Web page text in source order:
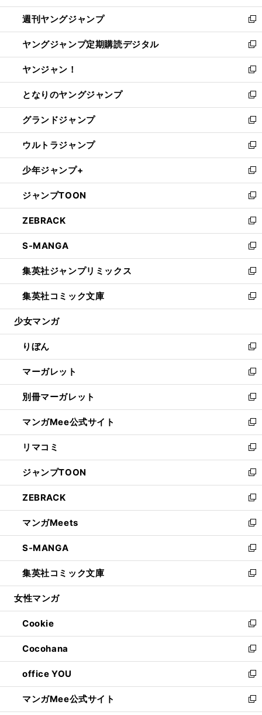
開
く
ウ
で
開
く
ン
ド
ウ
で
開
く
ウ
ィ
ン
ド
ウ
で
開
く
週刊ヤングジャンプ
新
し
い
ウ
ィ
ン
ド
ウ
で
開
く
ヤングジャンプ定期購読デジタル
新
し
い
ウ
ィ
ン
ド
ウ
で
開
く
ヤンジャン！
新
し
い
ウ
ィ
ン
ド
ウ
で
開
く
となりのヤングジャンプ
新
し
い
ウ
ィ
ン
ド
ウ
で
開
く
グランドジャンプ
新
し
い
ウ
ィ
ン
ド
ウ
で
開
く
ウルトラジャンプ
新
し
い
ウ
ィ
ン
ド
ウ
で
開
く
少年ジャンプ+
新
し
い
ウ
ィ
ン
ド
ウ
で
開
く
ジャンプTOON
新
し
い
ウ
ィ
ン
ド
ウ
で
開
ZEBRACK
新
し
い
ウ
ィ
ン
ド
ウ
開
く
S-MANGA
新
し
い
ウ
ィ
ン
ウ
で
開
く
集英社ジャンプリミックス
新
し
い
ウ
ン
ド
ウ
で
開
く
集英社コミック文庫
新
し
ウ
ィ
ン
ド
ウ
で
開
く
少女マンガ
りぼん
新
し
い
ウ
ィ
ン
ド
ウ
で
開
く
マーガレット
新
し
い
ウ
ィ
ン
ド
ウ
で
開
く
別冊マーガレット
新
し
い
ウ
ィ
ン
ド
ウ
で
開
く
マンガMee公式サイト
新
し
い
ウ
ィ
ン
ド
ウ
で
開
く
リマコミ
新
し
い
ウ
ィ
ン
ド
ウ
で
開
く
ジャンプTOON
新
し
い
ウ
ィ
ン
ド
ウ
で
開
ZEBRACK
新
し
い
ウ
ィ
ン
ド
ウ
開
く
マンガMeets
新
し
い
ウ
ィ
ン
ウ
で
開
く
S-MANGA
新
し
い
ウ
ン
ド
ウ
で
開
く
集英社コミック文庫
新
し
ウ
ィ
ン
ド
ウ
で
開
く
女性マンガ
Cookie
新
し
い
ウ
ィ
ン
ド
ウ
Cocohana
新
し
い
ウ
ィ
ン
office YOU
新
し
い
マンガMee公式サイト
新